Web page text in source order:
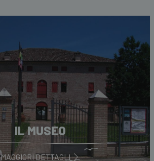
IL MUSEO
MAGGIORI DETTAGLI